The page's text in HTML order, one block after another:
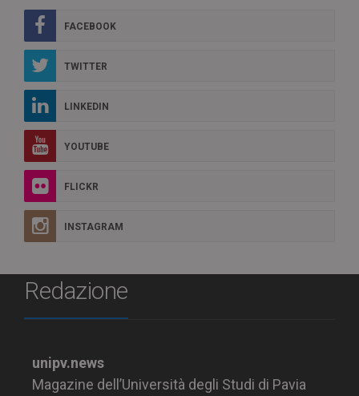
FACEBOOK
TWITTER
LINKEDIN
YOUTUBE
FLICKR
INSTAGRAM
Redazione
unipv.news
Magazine dell’Università degli Studi di Pavia